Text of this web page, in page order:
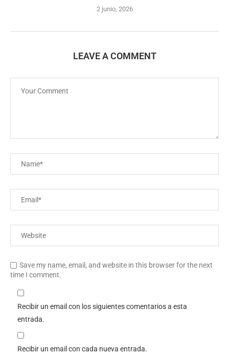
2 junio, 2026
LEAVE A COMMENT
Save my name, email, and website in this browser for the next
time I comment.
Recibir un email con los siguientes comentarios a esta
entrada.
Recibir un email con cada nueva entrada.